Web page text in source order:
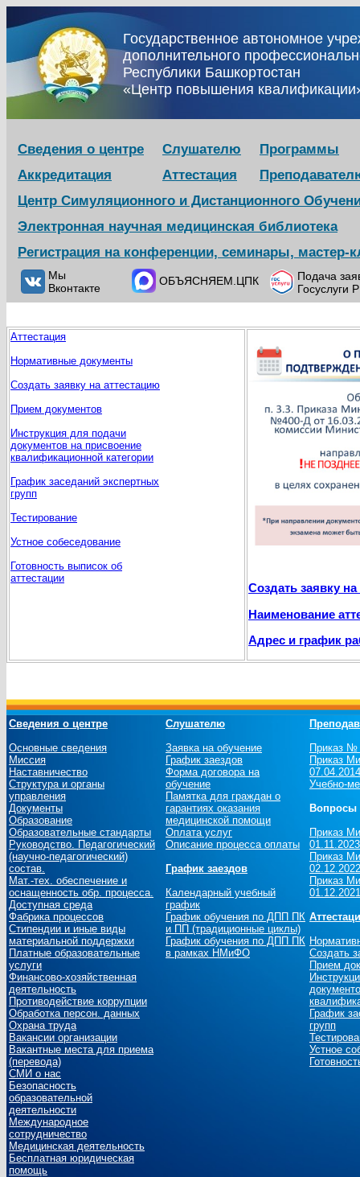
Государственное автономное
дополнительного
Республики Башкортостан
«Центр повышения
Сведения о центре Слушателю
Программы
Аккредитация
Аттестация
Центр Симуляционного и Дистанционного
Электронная научная медицинская библиотека
Регистрация на конференции, семинары,
Мы
Вконтакте
ОБЪЯСНЯЕМ.ЦПК
Подача
Госуслуги
Аттестация
Нормативные документы
Создать заявку на аттестацию
Прием документов
Инструкция для подачи
документов на присвоение
квалификационной категории
График заседаний экспертных
групп
Тестирование
Устное собеседование
Готовность выписок об
аттестации
Создать заявку
Наименование
Адрес и график
Сведения о центре
Основные сведения
Миссия
Наставничество
Структура и органы
управления
Документы
Образование
Образовательные стандарты
Руководство. Педагогический
(научно-педагогический)
состав.
Мат.-тех. обеспечение и
оснащенность обр. процесса.
Доступная среда
Фабрика процессов
Стипендии и иные виды
материальной поддержки
Платные образовательные
услуги
Финансово-хозяйственная
деятельность
Противодействие коррупции
Обработка персон. данных
Охрана труда
Вакансии организации
Вакантные места для приема
(перевода)
СМИ о нас
Безопасность
образовательной
деятельности
Международное
сотрудничество
Медицинская деятельность
Бесплатная юридическая
помощь
Слушателю
Заявка на обучение
График заездов
Форма договора на
обучение
Памятка для граждан о
гарантиях оказания
медицинской помощи
Оплата услуг
Описание процесса оплаты
График заездов
Календарный учебный
график
График обучения по ДПП ПК
и ПП (традиционные циклы)
График обучения по ДПП ПК
в рамках НМиФО
Приказ №
Приказ
Учебно-
Вопросы
Приказ
Приказ
Приказ
Создать
Прием
График
групп
Устное